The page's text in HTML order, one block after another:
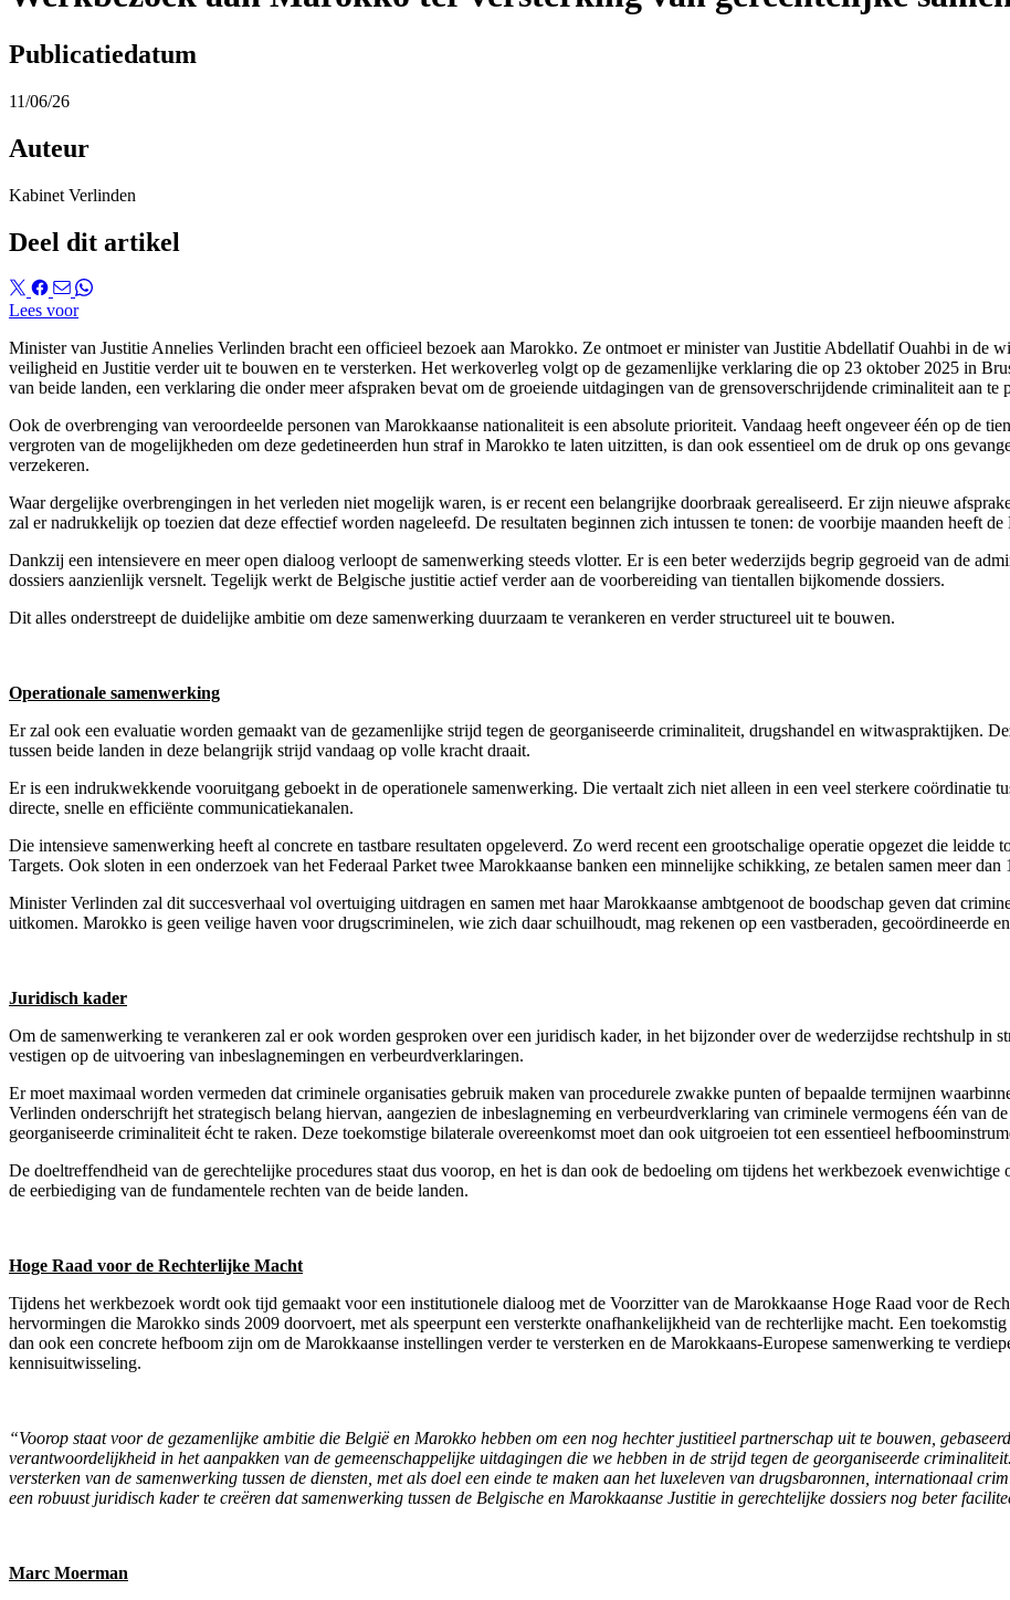
Publicatiedatum
11/06/26
Auteur
Kabinet Verlinden
Deel dit artikel
Lees voor
Minister van Justitie Annelies Verlinden bracht een officieel bezoek aan Marokko. Ze ontmoet er minister van Justitie Abdellatif Ouahbi in de
veiligheid en Justitie verder uit te bouwen en te versterken. Het werkoverleg volgt op de gezamenlijke verklaring die op 23 oktober 2025 in
van beide landen, een verklaring die onder meer afspraken bevat om de groeiende uitdagingen van de grensoverschrijdende criminaliteit aan te
Ook de overbrenging van veroordeelde personen van Marokkaanse nationaliteit is een absolute prioriteit. Vandaag heeft ongeveer één op de
vergroten van de mogelijkheden om deze gedetineerden hun straf in Marokko te laten uitzitten, is dan ook essentieel om de druk op ons
verzekeren.
Waar dergelijke overbrengingen in het verleden niet mogelijk waren, is er recent een belangrijke doorbraak gerealiseerd. Er zijn nieuwe
zal er nadrukkelijk op toezien dat deze effectief worden nageleefd. De resultaten beginnen zich intussen te tonen: de voorbije maanden heeft
Dankzij een intensievere en meer open dialoog verloopt de samenwerking steeds vlotter. Er is een beter wederzijds begrip gegroeid van de
dossiers aanzienlijk versnelt. Tegelijk werkt de Belgische justitie actief verder aan de voorbereiding van tientallen bijkomende dossiers.
Dit alles onderstreept de duidelijke ambitie om deze samenwerking duurzaam te verankeren en verder structureel uit te bouwen.
Operationale samenwerking
Er zal ook een evaluatie worden gemaakt van de gezamenlijke strijd tegen de georganiseerde criminaliteit, drugshandel en witwaspraktijken.
tussen beide landen in deze belangrijk strijd vandaag op volle kracht draait.
Er is een indrukwekkende vooruitgang geboekt in de operationele samenwerking. Die vertaalt zich niet alleen in een veel sterkere coördinatie
directe, snelle en efficiënte communicatiekanalen.
Die intensieve samenwerking heeft al concrete en tastbare resultaten opgeleverd. Zo werd recent een grootschalige operatie opgezet die
Targets. Ook sloten in een onderzoek van het Federaal Parket twee Marokkaanse banken een minnelijke schikking, ze betalen samen meer dan
Minister Verlinden zal dit succesverhaal vol overtuiging uitdragen en samen met haar Marokkaanse ambtgenoot de boodschap geven dat
uitkomen. Marokko is geen veilige haven voor drugscriminelen, wie zich daar schuilhoudt, mag rekenen op een vastberaden, gecoördineerde
Juridisch kader
Om de samenwerking te verankeren zal er ook worden gesproken over een juridisch kader, in het bijzonder over de wederzijdse rechtshulp in
vestigen op de uitvoering van inbeslagnemingen en verbeurdverklaringen.
Er moet maximaal worden vermeden dat criminele organisaties gebruik maken van procedurele zwakke punten of bepaalde termijnen
Verlinden onderschrijft het strategisch belang hiervan, aangezien de inbeslagneming en verbeurdverklaring van criminele vermogens één van
georganiseerde criminaliteit écht te raken. Deze toekomstige bilaterale overeenkomst moet dan ook uitgroeien tot een essentieel
De doeltreffendheid van de gerechtelijke procedures staat dus voorop, en het is dan ook de bedoeling om tijdens het werkbezoek
de eerbiediging van de fundamentele rechten van de beide landen.
Hoge Raad voor de Rechterlijke Macht
Tijdens het werkbezoek wordt ook tijd gemaakt voor een institutionele dialoog met de Voorzitter van de Marokkaanse Hoge Raad voor de
hervormingen die Marokko sinds 2009 doorvoert, met als speerpunt een versterkte onafhankelijkheid van de rechterlijke macht. Een
dan ook een concrete hefboom zijn om de Marokkaanse instellingen verder te versterken en de Marokkaans-Europese samenwerking te
kennisuitwisseling.
“Voorop staat voor de gezamenlijke ambitie die België en Marokko hebben om een nog hechter justitieel partnerschap uit te bouwen,
verantwoordelijkheid in het aanpakken van de gemeenschappelijke uitdagingen die we hebben in de strijd tegen de georganiseerde
versterken van de samenwerking tussen de diensten, met als doel een einde te maken aan het luxeleven van drugsbaronnen, internationaal
een robuust juridisch kader te creëren dat samenwerking tussen de Belgische en Marokkaanse Justitie in gerechtelijke dossiers nog beter
Marc Moerman